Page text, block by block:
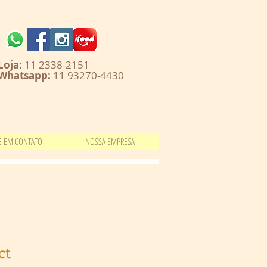
11 2338-2151
11 93270-4430
EM CONTATO NOSSA EMPRESA